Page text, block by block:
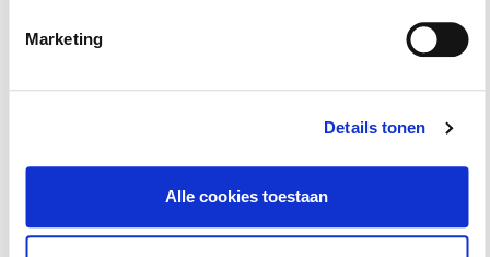
Marketing
Details tonen
Alle cookies toestaan